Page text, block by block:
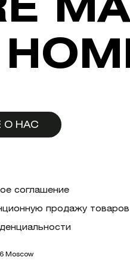
О НАС
соглашение
продажу товаров
Moscow